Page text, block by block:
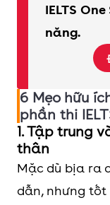
IELTS
năng.
6 Mẹo hữu
phần thi
1. Tập trung
thân
Mặc dù bịa ra
dẫn, nhưng